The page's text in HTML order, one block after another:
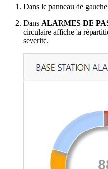
Dans le panneau de
Dans ALARMES DE
circulaire affiche la
sévérité.